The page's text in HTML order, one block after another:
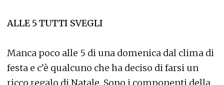
ALLE 5 TUTTI SVEGLI
Manca poco alle 5 di una domenica dal clima di
festa e c’è qualcuno che ha deciso di farsi un
ricco regalo di Natale. Sono i componenti della